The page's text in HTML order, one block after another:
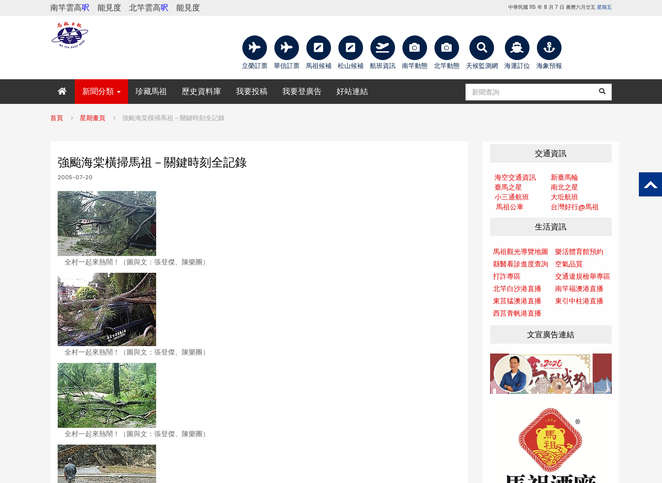
南竿雲高呎 能見度 北竿雲高呎 能見度 中華民國 115 年 8 月 7 日 農曆六月廿五 星期五
立榮訂票 華信訂票 馬祖候補 松山候補 航班資訊 南竿動態 北竿動態 天候監測網 海運訂位 海象預報
新聞分類 珍藏馬祖 歷史資料庫 我要投稿 我要登廣告 好站連結
首頁 星期畫頁 強颱海棠橫掃馬祖－關鍵時刻全記錄
強颱海棠橫掃馬祖－關鍵時刻全記錄
2005-07-20
全村一起來熱鬧！（圖與文：張登傑、陳樂團）
全村一起來熱鬧！（圖與文：張登傑、陳樂團）
全村一起來熱鬧！（圖與文：張登傑、陳樂團）
交通資訊
海空交通資訊
新臺馬輪
臺馬之星
南北之星
小三通航班
大坵航班
馬祖公車
台灣好行@馬祖
生活資訊
馬祖觀光導覽地圖
樂活體育館預約
縣醫看診進度查詢
空氣品質
打詐專區
交通違規檢舉專區
北竿白沙港直播
南竿福澳港直播
東莒猛澳港直播
東引中柱港直播
西莒青帆港直播
文宣廣告連結